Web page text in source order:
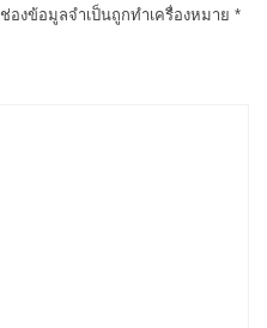
ช่องข้อมูลจำเป็นถูกทำเครื่องหมาย *